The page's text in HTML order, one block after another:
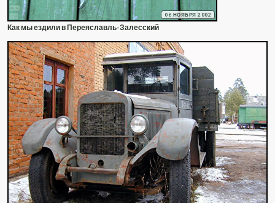
06 НОЯБРЯ 2002
Как мы ездили в Переяславль-Залесский